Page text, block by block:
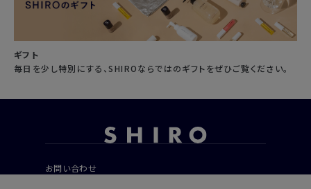
ギフト
毎日を少し特別にする、SHIROならではのギフトをぜひご覧ください。
お問い合わせ